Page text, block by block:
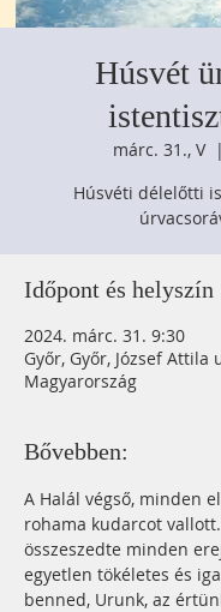
Húsvét
márc. 31., V
Húsvéti délelőtti
Időpont és helyszín
2024. márc. 31. 9:30
Győr, Győr, József Attila
Magyarország
Bővebben:
A Halál végső, minden
rohama kudarcot vallott.
összeszedte minden
egyetlen tökéletes és
benned, Urunk, az